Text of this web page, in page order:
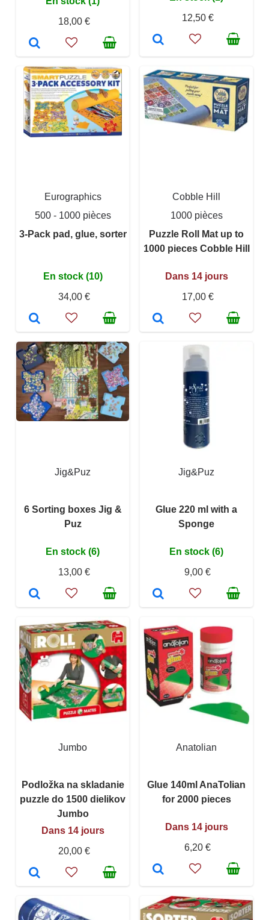
18,00 €
12,50 €
Eurographics
500 - 1000 pièces
3-Pack pad, glue, sorter
En stock (10)
34,00 €
Cobble Hill
1000 pièces
Puzzle Roll Mat up to
1000 pieces Cobble Hill
Dans 14 jours
17,00 €
Jig&Puz
6 Sorting boxes Jig &
Puz
En stock (6)
13,00 €
Jig&Puz
Glue 220 ml with a
Sponge
En stock (6)
9,00 €
Jumbo
Podložka na skladanie
puzzle do 1500 dielikov
Jumbo
Dans 14 jours
20,00 €
Anatolian
Glue 140ml AnaTolian
for 2000 pieces
Dans 14 jours
6,20 €